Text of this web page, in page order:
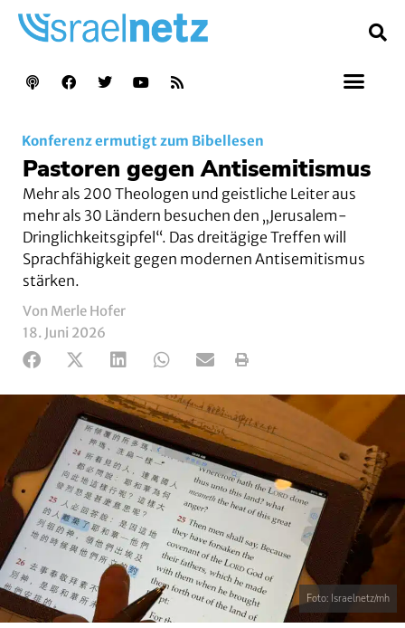
Konferenz ermutigt zum Bibellesen
Pastoren gegen Antisemitismus
Mehr als 200 Theologen und geistliche Leiter aus
mehr als 30 Ländern besuchen den „Jerusalem-
Dringlichkeitsgipfel“. Das dreitägige Treffen will
Sprachfähigkeit gegen modernen Antisemitismus
stärken.
Von Merle Hofer
18. Juni 2026
Foto: Israelnetz/mh